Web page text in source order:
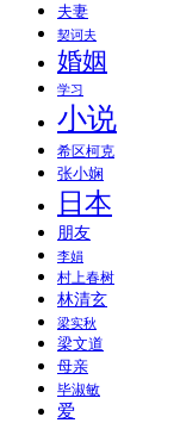
夫妻
契诃夫
婚姻
学习
小说
希区柯克
张小娴
日本
朋友
李娟
村上春树
林清玄
梁实秋
梁文道
母亲
毕淑敏
爱